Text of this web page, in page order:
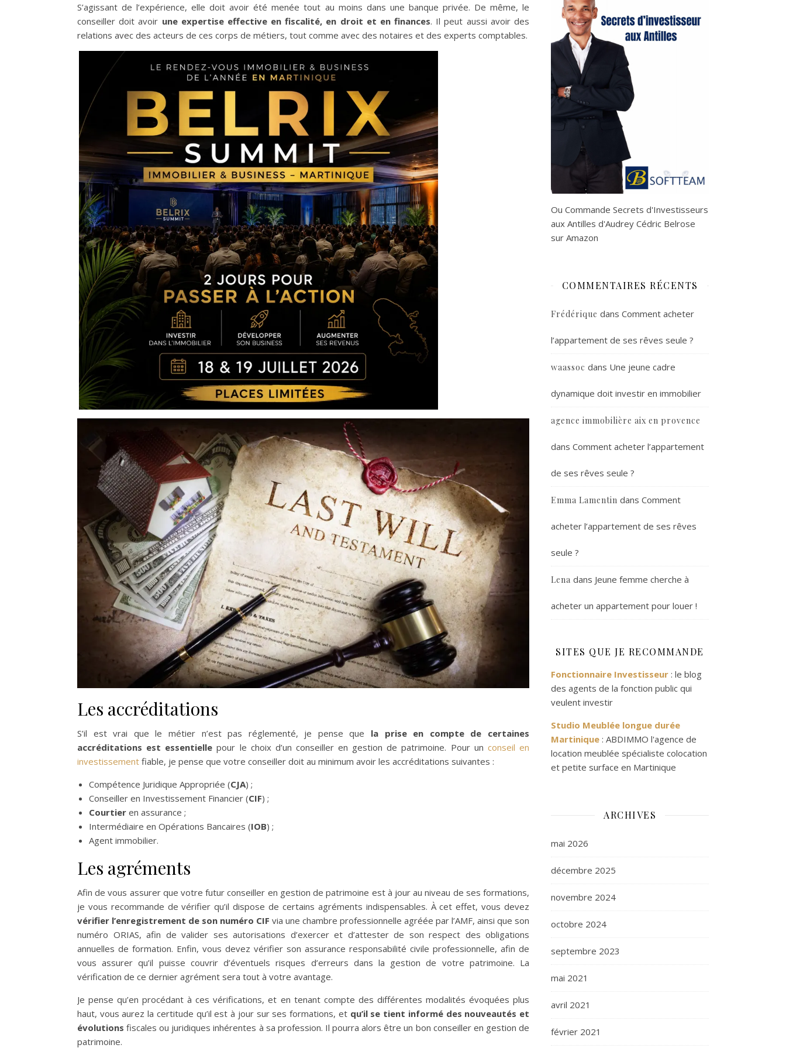
S’agissant de l’expérience, elle doit avoir été menée tout au moins dans une banque privée. De même, le
conseiller doit avoir une expertise effective en fiscalité, en droit et en finances. Il peut aussi avoir des
relations avec des acteurs de ces corps de métiers, tout comme avec des notaires et des experts comptables.
Les accréditations
S’il est vrai que le métier n’est pas réglementé, je pense que la prise en compte de certaines
accréditations est essentielle pour le choix d’un conseiller en gestion de patrimoine. Pour un conseil en
investissement fiable, je pense que votre conseiller doit au minimum avoir les accréditations suivantes :
Compétence Juridique Appropriée (CJA) ;
Conseiller en Investissement Financier (CIF) ;
Courtier en assurance ;
Intermédiaire en Opérations Bancaires (IOB) ;
Agent immobilier.
Les agréments
Afin de vous assurer que votre futur conseiller en gestion de patrimoine est à jour au niveau de ses formations,
je vous recommande de vérifier qu’il dispose de certains agréments indispensables. À cet effet, vous devez
vérifier l’enregistrement de son numéro CIF via une chambre professionnelle agréée par l’AMF, ainsi que son
numéro ORIAS, afin de valider ses autorisations d’exercer et d’attester de son respect des obligations
annuelles de formation. Enfin, vous devez vérifier son assurance responsabilité civile professionnelle, afin de
vous assurer qu’il puisse couvrir d’éventuels risques d’erreurs dans la gestion de votre patrimoine. La
vérification de ce dernier agrément sera tout à votre avantage.
Je pense qu’en procédant à ces vérifications, et en tenant compte des différentes modalités évoquées plus
haut, vous aurez la certitude qu’il est à jour sur ses formations, et qu’il se tient informé des nouveautés et
évolutions fiscales ou juridiques inhérentes à sa profession. Il pourra alors être un bon conseiller en gestion de
patrimoine.
Ou Commande Secrets d'Investisseurs
aux Antilles d'Audrey Cédric Belrose
sur Amazon
COMMENTAIRES RÉCENTS
Frédérique dans Comment acheter
l’appartement de ses rêves seule ?
waassoc dans Une jeune cadre
dynamique doit investir en immobilier
agence immobilière aix en provence
dans Comment acheter l’appartement
de ses rêves seule ?
Emma Lamentin dans Comment
acheter l’appartement de ses rêves
seule ?
Lena dans Jeune femme cherche à
acheter un appartement pour louer !
SITES QUE JE RECOMMANDE
Fonctionnaire Investisseur : le blog
des agents de la fonction public qui
veulent investir
Studio Meublée longue durée
Martinique : ABDIMMO l'agence de
location meublée spécialiste colocation
et petite surface en Martinique
ARCHIVES
mai 2026
décembre 2025
novembre 2024
octobre 2024
septembre 2023
mai 2021
avril 2021
février 2021